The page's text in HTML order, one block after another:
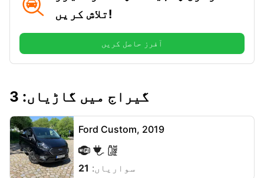
تلاش کریں!
آفرز حاصل کریں
گیراج میں گاڑیاں: 3
Ford Custom, 2019
سواریاں: 21